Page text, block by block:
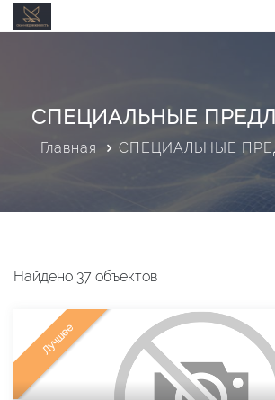
СПЕЦИАЛЬНЫЕ
Главная СПЕЦИАЛЬНЫЕ
Найдено 37 объектов
Лучшее